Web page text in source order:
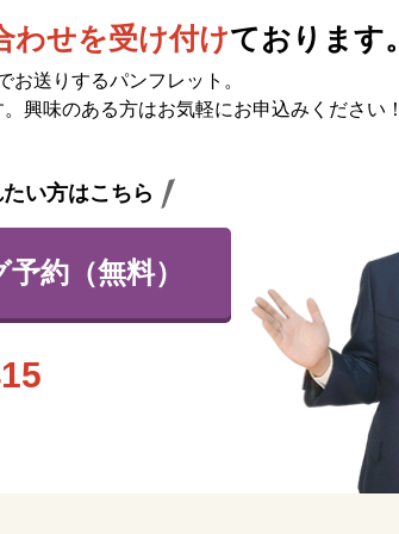
わせを受け付けております。
お送りするパンフレット。
興味のある方はお気軽にお申込みください！
い方はこちら
約（無料）